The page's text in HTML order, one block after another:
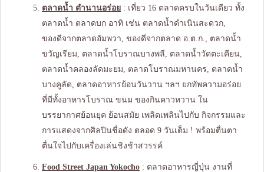
ตลาดน้ำ ตำนานอร่อย : เที่ยว 16 ตลาดครบในวันเดียว ทั้ง
ตลาดน้ำ ตลาดบก อาทิ เช่น ตลาดน้ำดำเนินสะดวก,
ของดีจากตลาดอัมพวา, ของดีจากตลาด อ.ต.ก., ตลาดน้ำ
ขวัญเรียม, ตลาดน้ำโบราณบางพลี, ตลาดน้ำวัดตะเคียน,
ตลาดน้ำคลองลัดมะยม, ตลาดโบราณมหานคร, ตลาดน้ำ
บางคูลัด, ตลาดอาหารย้อนวันวาน ฯลฯ ยกทัพความอร่อย
ที่มีทั้งอาหารโบราณ ขนม ของกินคาวหวาน ใน
บรรยากาศย้อนยุค ย้อนสมัย เพลิดเพลินไปกับ กิจกรรมและ
การแสดงจากศิลปินชื่อดัง ตลอด 9 วันเต็ม ! พร้อมตื่นตา
ตื่นใจไปกับเครื่องเล่นชิงช้าสวรรค์
Food Street Japan Yokocho : ตลาดอาหารญี่ปุ่น งานที่